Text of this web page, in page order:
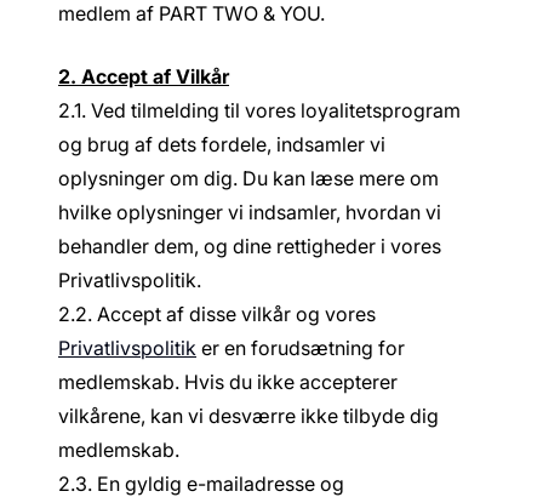
medlem af PART TWO & YOU.
2. Accept af Vilkår
2.1. Ved tilmelding til vores loyalitetsprogram
og brug af dets fordele, indsamler vi
oplysninger om dig. Du kan læse mere om
hvilke oplysninger vi indsamler, hvordan vi
behandler dem, og dine rettigheder i vores
Privatlivspolitik.
2.2. Accept af disse vilkår og vores
Privatlivspolitik er en forudsætning for
medlemskab. Hvis du ikke accepterer
vilkårene, kan vi desværre ikke tilbyde dig
medlemskab.
2.3. En gyldig e-mailadresse og